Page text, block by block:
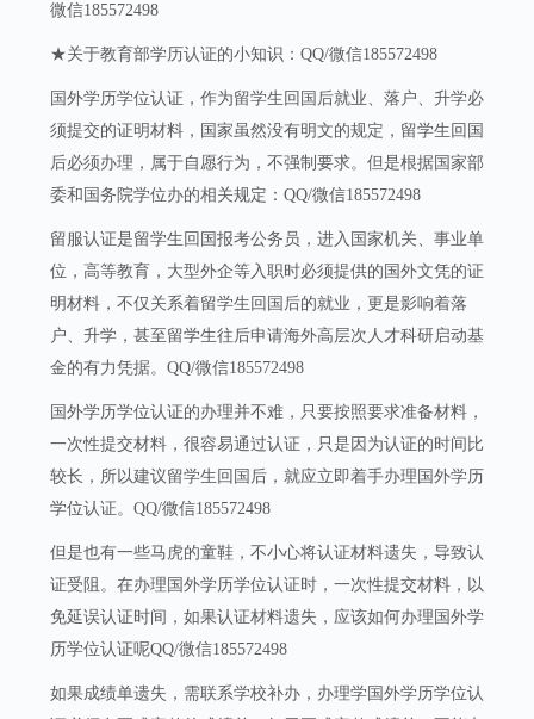
微信185572498
★关于教育部学历认证的小知识：QQ/微信185572498
国外学历学位认证，作为留学生回国后就业、落户、升学必
须提交的证明材料，国家虽然没有明文的规定，留学生回国
后必须办理，属于自愿行为，不强制要求。但是根据国家部
委和国务院学位办的相关规定：QQ/微信185572498
留服认证是留学生回国报考公务员，进入国家机关、事业单
位，高等教育，大型外企等入职时必须提供的国外文凭的证
明材料，不仅关系着留学生回国后的就业，更是影响着落
户、升学，甚至留学生往后申请海外高层次人才科研启动基
金的有力凭据。QQ/微信185572498
国外学历学位认证的办理并不难，只要按照要求准备材料，
一次性提交材料，很容易通过认证，只是因为认证的时间比
较长，所以建议留学生回国后，就应立即着手办理国外学历
学位认证。QQ/微信185572498
但是也有一些马虎的童鞋，不小心将认证材料遗失，导致认
证受阻。在办理国外学历学位认证时，一次性提交材料，以
免延误认证时间，如果认证材料遗失，应该如何办理国外学
历学位认证呢QQ/微信185572498
如果成绩单遗失，需联系学校补办，办理学国外学历学位认